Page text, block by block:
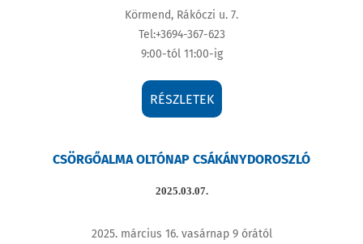
Körmend, Rákóczi u. 7.
Tel:+3694-367-623
9:00-tól 11:00-ig
RÉSZLETEK
CSÖRGŐALMA OLTÓNAP CSÁKÁNYDOROSZLÓ
2025.03.07.
2025. március 16. vasárnap 9 órától